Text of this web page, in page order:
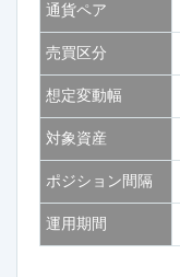
通貨ペア
売買区分
想定変動幅
対象資産
ポジション間隔
運用期間